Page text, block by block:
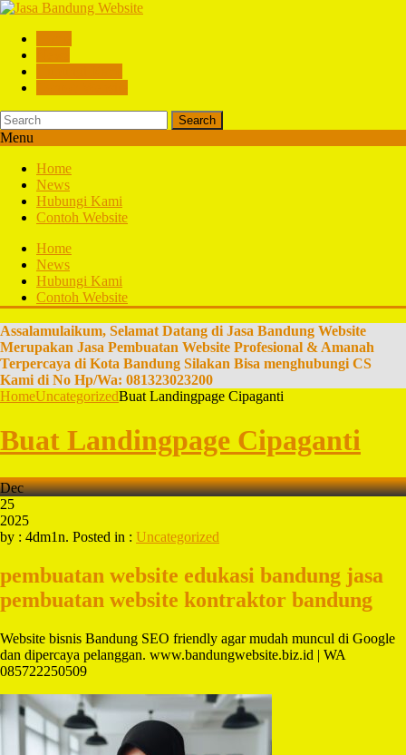
Search
Menu
Home
News
Hubungi Kami
Contoh Website
Home
News
Hubungi Kami
Contoh Website
Assalamulaikum, Selamat Datang di Jasa Bandung Website
Merupakan Jasa Pembuatan Website Profesional & Amanah
Terpercaya di Kota Bandung Silakan Bisa menghubungi CS
Kami di No Hp/Wa: 081323023200
HomeUncategorizedBuat Landingpage Cipaganti
Buat Landingpage Cipaganti
Dec
25
2025
by : 4dm1n. Posted in : Uncategorized
pembuatan website edukasi bandung jasa
pembuatan website kontraktor bandung
Website bisnis Bandung SEO friendly agar mudah muncul di Google
dan dipercaya pelanggan. www.bandungwebsite.biz.id | WA
085722250509